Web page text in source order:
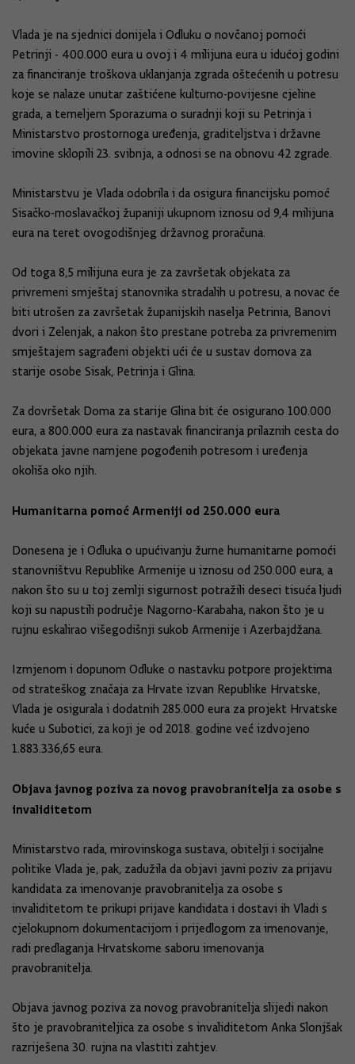
Vlada je na sjednici donijela i Odluku o novčanoj pomoći
Petrinji - 400.000 eura u ovoj i 4 milijuna eura u idućoj godini
za financiranje troškova uklanjanja zgrada oštećenih u potresu
koje se nalaze unutar zaštićene kulturno-povijesne cjeline
grada, a temeljem Sporazuma o suradnji koji su Petrinja i
Ministarstvo prostornoga uređenja, graditeljstva i državne
imovine sklopili 23. svibnja, a odnosi se na obnovu 42 zgrade.
Ministarstvu je Vlada odobrila i da osigura financijsku pomoć
Sisačko-moslavačkoj županiji ukupnom iznosu od 9,4 milijuna
eura na teret ovogodišnjeg državnog proračuna.
Od toga 8,5 milijuna eura je za završetak objekata za
privremeni smještaj stanovnika stradalih u potresu, a novac će
biti utrošen za završetak županijskih naselja Petrinia, Banovi
dvori i Zelenjak, a nakon što prestane potreba za privremenim
smještajem sagrađeni objekti ući će u sustav domova za
starije osobe Sisak, Petrinja i Glina.
Za dovršetak Doma za starije Glina bit će osigurano 100.000
eura, a 800.000 eura za nastavak financiranja prilaznih cesta do
objekata javne namjene pogođenih potresom i uređenja
okoliša oko njih.
Humanitarna pomoć Armeniji od 250.000 eura
Donesena je i Odluka o upućivanju žurne humanitarne pomoći
stanovništvu Republike Armenije u iznosu od 250.000 eura, a
nakon što su u toj zemlji sigurnost potražili deseci tisuća ljudi
koji su napustili područje Nagorno-Karabaha, nakon što je u
rujnu eskalirao višegodišnji sukob Armenije i Azerbajdžana.
Izmjenom i dopunom Odluke o nastavku potpore projektima
od strateškog značaja za Hrvate izvan Republike Hrvatske,
Vlada je osigurala i dodatnih 285.000 eura za projekt Hrvatske
kuće u Subotici, za koji je od 2018. godine već izdvojeno
1.883.336,65 eura.
Objava javnog poziva za novog pravobranitelja za osobe s
invaliditetom
Ministarstvo rada, mirovinskoga sustava, obitelji i socijalne
politike Vlada je, pak, zadužila da objavi javni poziv za prijavu
kandidata za imenovanje pravobranitelja za osobe s
invaliditetom te prikupi prijave kandidata i dostavi ih Vladi s
cjelokupnom dokumentacijom i prijedlogom za imenovanje,
radi predlaganja Hrvatskome saboru imenovanja
pravobranitelja.
Objava javnog poziva za novog pravobranitelja slijedi nakon
što je pravobraniteljica za osobe s invaliditetom Anka Slonjšak
razriješena 30. rujna na vlastiti zahtjev.